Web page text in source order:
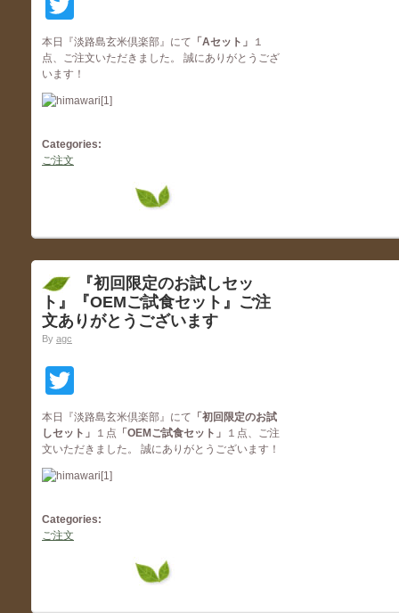
本日『淡路島玄米倶楽部』にて 「Aセット 」
１
点、ご注文いただきました。 誠にありがとうござ
います！
Categories:
ご注文
『初回限定のお試しセッ
ト』『OEMご試食セット』ご注
文ありがとうございます
By agc
本日『淡路島玄米倶楽部』にて 「初回限定のお試
しセット 」 １点 「OEMご試食セット」
１点、ご注
文いただきました。 誠にありがとうございます！
Categories:
ご注文